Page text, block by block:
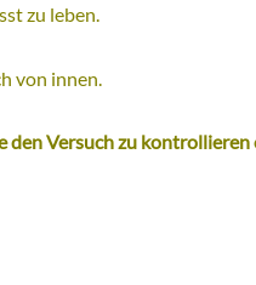
zu leben.
von innen.
Versuch zu